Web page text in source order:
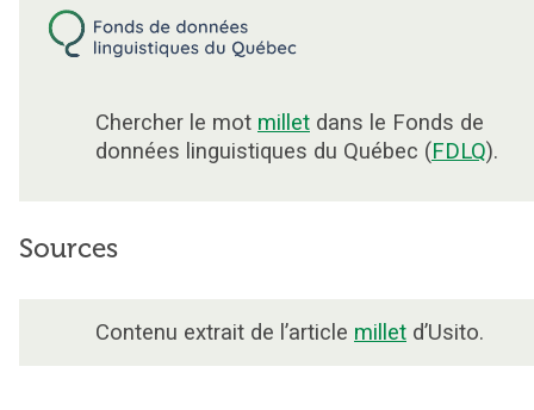
Chercher le mot millet dans le Fonds de
données linguistiques du Québec (FDLQ).
Sources
Contenu extrait de l’article millet d’Usito.